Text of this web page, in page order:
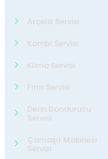
Arçelik Servisi
Kombi Servisi
Klima Servisi
Fırın Servisi
Derin Dondurucu
Servisi
Çamaşır Makinesi
Servisi